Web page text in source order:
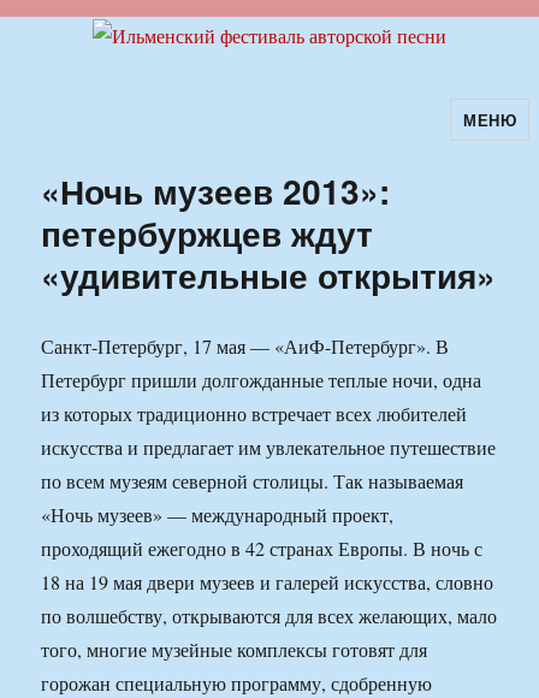
Ильменский фестиваль авторскойМЕНЮ
«Ночь музеев 2013»:
петербуржцев ждут
«удивительные открытия»
Санкт-Петербург, 17 мая — «АиФ-Петербург». В
Петербург пришли долгожданные теплые ночи, одна
из которых традиционно встречает всех любителей
искусства и предлагает им увлекательное путешествие
по всем музеям северной столицы. Так называемая
«Ночь музеев» — международный проект,
проходящий ежегодно в 42 странах Европы. В ночь с
18 на 19 мая двери музеев и галерей искусства, словно
по волшебству, открываются для всех желающих, мало
того, многие музейные комплексы готовят для
горожан специальную программу, сдобренную